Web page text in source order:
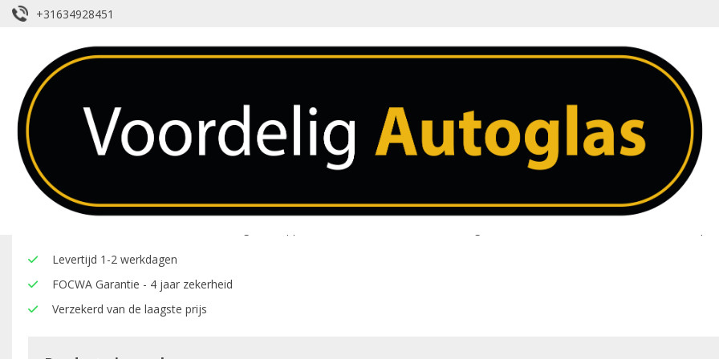
+31634928451
Voorruit – BMW – 5 – Regensensor
Over dit product
Levertijd 1-2 werkdagen
FOCWA Garantie - 4 jaar zekerheid
Verzekerd van de laagste prijs